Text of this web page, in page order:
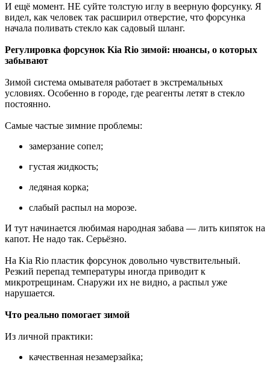
И ещё момент. НЕ суйте толстую иглу в веерную форсунку. Я
видел, как человек так расширил отверстие, что форсунка
начала поливать стекло как садовый шланг.
Регулировка форсунок Kia Rio зимой: нюансы, о которых
забывают
Зимой система омывателя работает в экстремальных
условиях. Особенно в городе, где реагенты летят в стекло
постоянно.
Самые частые зимние проблемы:
замерзание сопел;
густая жидкость;
ледяная корка;
слабый распыл на морозе.
И тут начинается любимая народная забава — лить кипяток на
капот. Не надо так. Серьёзно.
На Kia Rio пластик форсунок довольно чувствительный.
Резкий перепад температуры иногда приводит к
микротрещинам. Снаружи их не видно, а распыл уже
нарушается.
Что реально помогает зимой
Из личной практики:
качественная незамерзайка;